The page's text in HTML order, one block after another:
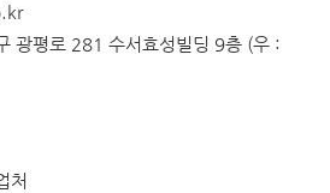
광평로 281 수서효성빌딩 9층 (우 :
처